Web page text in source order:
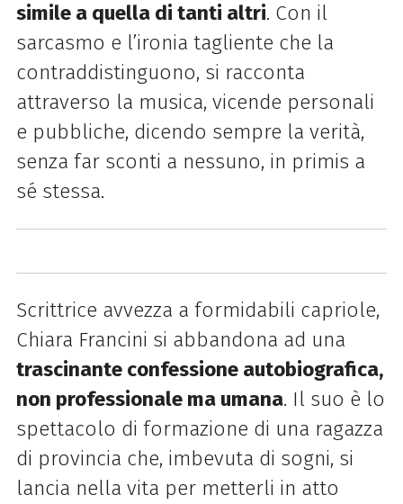
simile a quella di tanti altri. Con il
sarcasmo e l’ironia tagliente che la
contraddistinguono, si racconta
attraverso la musica, vicende personali
e pubbliche, dicendo sempre la verità,
senza far sconti a nessuno, in primis a
sé stessa.
Scrittrice avvezza a formidabili capriole,
Chiara Francini si abbandona ad una
trascinante confessione autobiografica,
non professionale ma umana. Il suo è lo
spettacolo di formazione di una ragazza
di provincia che, imbevuta di sogni, si
lancia nella vita per metterli in atto